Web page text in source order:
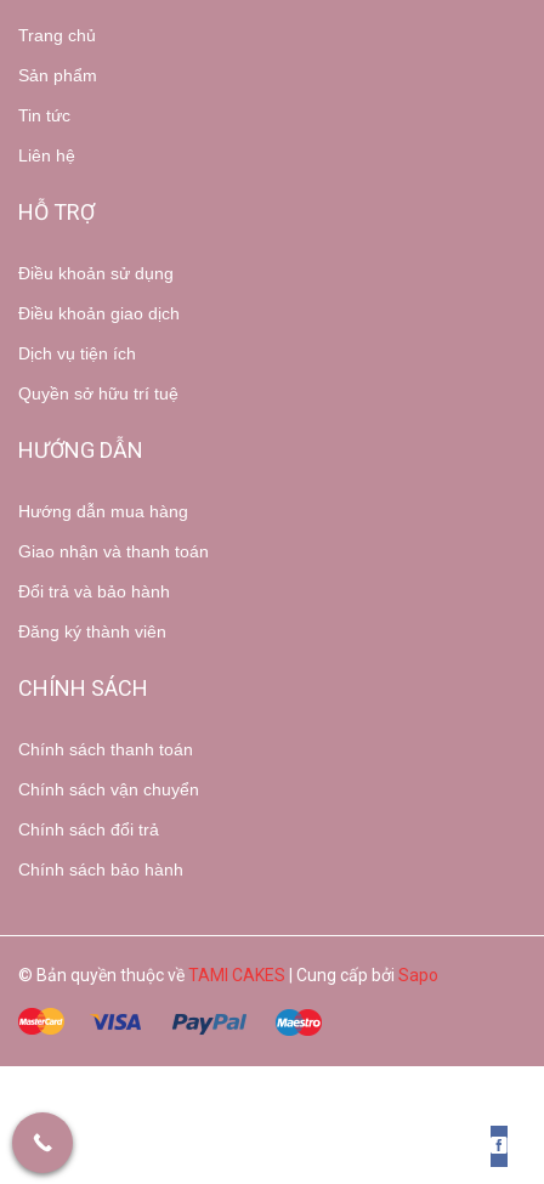
Trang chủ
Sản phẩm
Tin tức
Liên hệ
HỖ TRỢ
Điều khoản sử dụng
Điều khoản giao dịch
Dịch vụ tiện ích
Quyền sở hữu trí tuệ
HƯỚNG DẪN
Hướng dẫn mua hàng
Giao nhận và thanh toán
Đổi trả và bảo hành
Đăng ký thành viên
CHÍNH SÁCH
Chính sách thanh toán
Chính sách vận chuyển
Chính sách đổi trả
Chính sách bảo hành
© Bản quyền thuộc vềTAMI CAKES | Cung cấp bởi Sapo